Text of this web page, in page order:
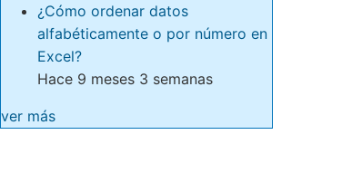
¿Cómo ordenar datos
alfabéticamente o por número en
Excel?
Hace 9 meses 3 semanas
ver más